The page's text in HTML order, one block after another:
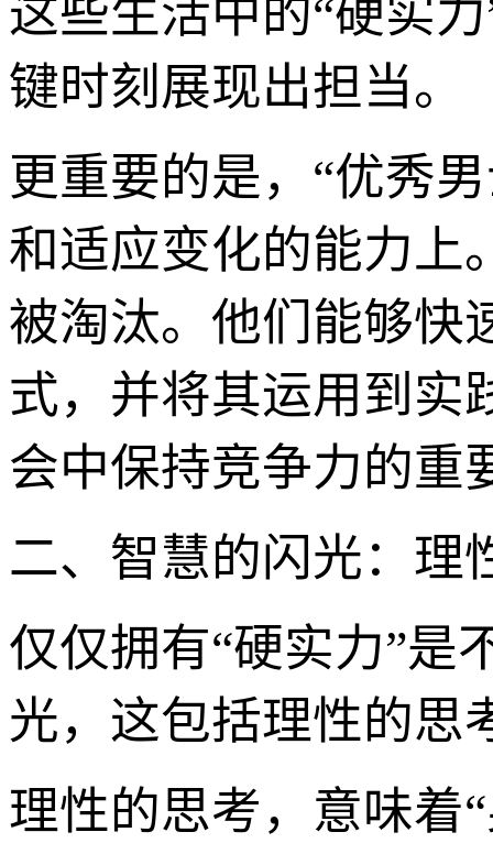
这些生活中的“硬实
键时刻展现出担当。
更重要的是，“优秀
和适应变化的能力上
被淘汰。他们能够快
式，并将其运用到实
会中保持竞争力的重
二、智慧的闪光：理
仅仅拥有“硬实力”是
光，这包括理性的思
理性的思考，意味着